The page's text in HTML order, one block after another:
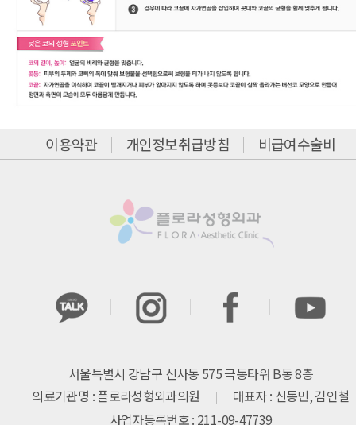
이용약관 개인정보취급방침 비급여수술비
서울특별시 강남구 신사동 575 극동타워 B동 8층
의료기관명 : 플로라성형외과의원
대표자 : 신동민, 김인철
사업자등록번호 : 211-09-47739